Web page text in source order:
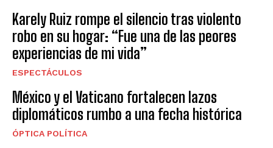
Karely Ruiz rompe el silencio tras violento
robo en su hogar: “Fue una de las peores
experiencias de mi vida”
ESPECTÁCULOS
México y el Vaticano fortalecen lazos
diplomáticos rumbo a una fecha histórica
ÓPTICA POLÍTICA